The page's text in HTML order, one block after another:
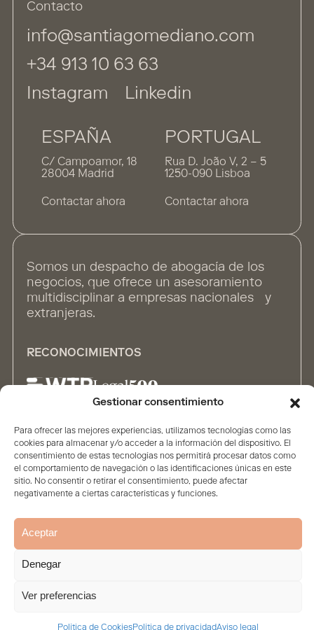
Gestionar consentimiento
Para ofrecer las mejores experiencias, utilizamos tecnologías como las
cookies para almacenar y/o acceder a la información del dispositivo. El
consentimiento de estas tecnologías nos permitirá procesar datos como
el comportamiento de navegación o las identificaciones únicas en este
sitio. No consentir o retirar el consentimiento, puede afectar
negativamente a ciertas características y funciones.
Aceptar
Denegar
Ver preferencias
Política de CookiesPolítica de privacidadAviso legal
Contacto
info@santiagomediano.com
+34 913 10 63 63
Instagram
Linkedin
ESPAÑA
C/ Campoamor, 18
28004 Madrid
Contactar ahora
PORTUGAL
Rua D. João V, 2 – 5
1250-090 Lisboa
Contactar ahora
Somos un despacho de abogacía de los
negocios, que ofrece un asesoramiento
multidisciplinar a empresas nacionales y
extranjeras.
RECONOCIMIENTOS
ALIANZAS
InicioFirmaContenidosPersonasSoluciones
Aviso legal